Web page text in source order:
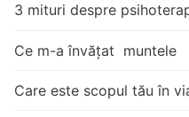
3 mituri despre
Ce m-a învățat muntele
Care este scopul tău în